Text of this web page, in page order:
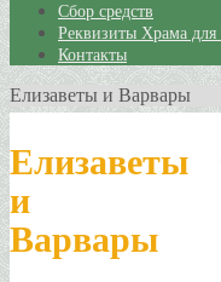
Сбор средств
Реквизиты Храма
Контакты
Елизаветы и Варвары
Елизаветы
и
Варвары